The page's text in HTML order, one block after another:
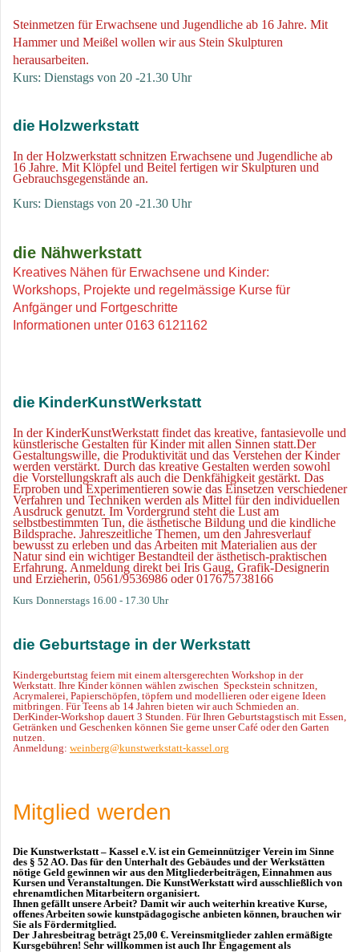
Steinmetzen für Erwachsene und Jugendliche ab 16 Jahre. Mit
Hammer und Meißel wollen wir aus Stein Skulpturen
herausarbeiten.
Kurs: Dienstags von 20 -21.30 Uhr
die Holzwerkstatt
In der Holzwerkstatt schnitzen Erwachsene und Jugendliche ab
16 Jahre. Mit Klöpfel und Beitel fertigen wir Skulpturen und
Gebrauchsgegenstände an.
Kurs: Dienstags von 20 -21.30 Uhr
die Nähwerkstatt
Kreatives Nähen für Erwachsene und Kinder:
Workshops, Projekte und regelmässige Kurse für
Anfgänger und Fortgeschritte
Informationen unter 0163 6121162
die KinderKunstWerkstatt
In der KinderKunstWerkstatt findet das kreative, fantasievolle und
künstlerische Gestalten für Kinder mit allen Sinnen statt.Der
Gestaltungswille, die Produktivität und das Verstehen der Kinder
werden verstärkt. Durch das kreative Gestalten werden sowohl
die Vorstellungskraft als auch die Denkfähigkeit gestärkt. Das
Erproben und Experimentieren sowie das Einsetzen verschiedener
Verfahren und Techniken werden als Mittel für den individuellen
Ausdruck genutzt. Im Vordergrund steht die Lust am
selbstbestimmten Tun, die ästhetische Bildung und die kindliche
Bildsprache. Jahreszeitliche Themen, um den Jahresverlauf
bewusst zu erleben und das Arbeiten mit Materialien aus der
Natur sind ein wichtiger Bestandteil der ästhetisch-praktischen
Erfahrung. Anmeldung direkt bei Iris Gaug, Grafik-Designerin
und Erzieherin, 0561/9536986 oder 017675738166
Kurs Donnerstags 16.00 - 17.30 Uhr
die Geburtstage in der Werkstatt
Kindergeburtstag feiern mit einem altersgerechten Workshop in der
Werkstatt. Ihre Kinder können wählen zwischen Speckstein schnitzen,
Acrymalerei, Papierschöpfen, töpfern und modellieren oder eigene Ideen
mitbringen. Für Teens ab 14 Jahren bieten wir auch Schmieden an.
DerKinder-Workshop dauert 3 Stunden. Für Ihren Geburtstagstisch mit Essen,
Getränken und Geschenken können Sie gerne unser Café oder den Garten
nutzen.
Anmeldung: weinberg@kunstwerkstatt-kassel.org
Mitglied werden
Die Kunstwerkstatt – Kassel e.V. ist ein Gemeinnütziger Verein im Sinne
des § 52 AO. Das für den Unterhalt des Gebäudes und der Werkstätten
nötige Geld gewinnen wir aus den Mitgliederbeiträgen, Einnahmen aus
Kursen und Veranstaltungen. Die KunstWerkstatt wird ausschließlich von
ehrenamtlichen Mitarbeitern organisiert.
Ihnen gefällt unsere Arbeit? Damit wir auch weiterhin kreative Kurse,
offenes Arbeiten sowie kunstpädagogische anbieten können, brauchen wir
Sie als Fördermitglied.
Der Jahresbeitrag beträgt 25,00 €. Vereinsmitglieder zahlen ermäßigte
Kursgebühren! Sehr willkommen ist auch Ihr Engagement als